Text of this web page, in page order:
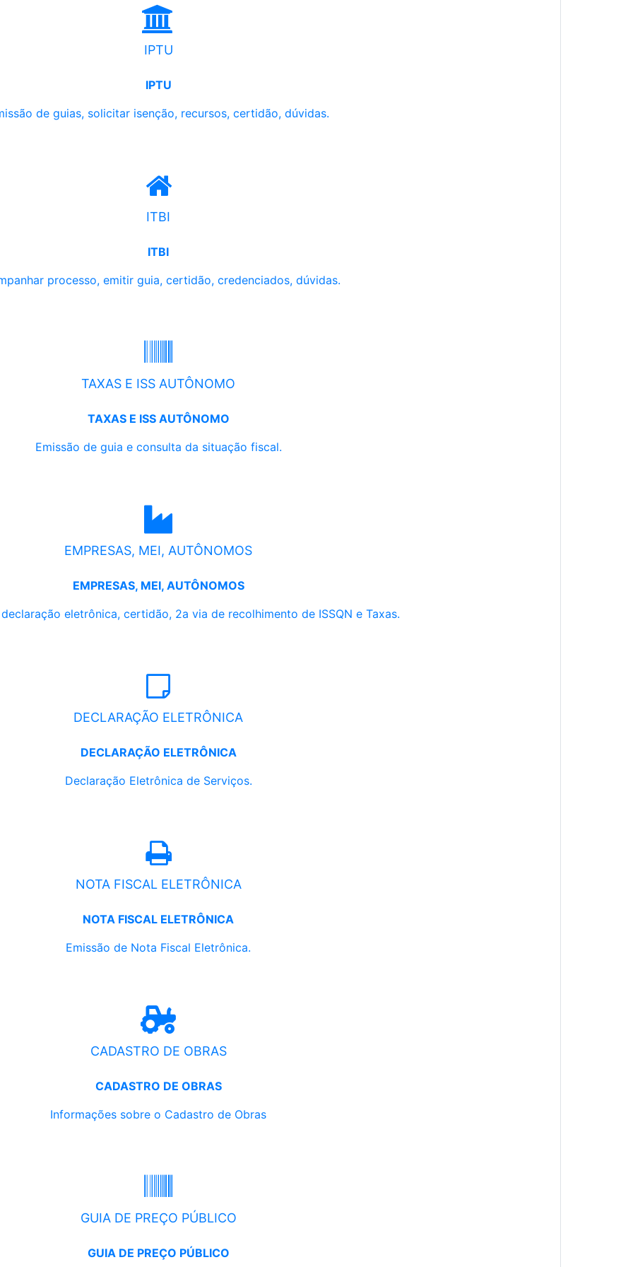
IPTU
IPTU
de guias, solicitar isenção, recursos, certidão, dúvidas.
ITBI
ITBI
processo, emitir guia, certidão, credenciados, dúvidas.
TAXAS E ISS AUTÔNOMO
TAXAS E ISS AUTÔNOMO
Emissão de guia e consulta da situação fiscal.
EMPRESAS, MEI, AUTÔNOMOS
EMPRESAS, MEI, AUTÔNOMOS
eletrônica, certidão, 2a via de recolhimento de ISSQN e Taxas.
DECLARAÇÃO ELETRÔNICA
DECLARAÇÃO ELETRÔNICA
Declaração Eletrônica de Serviços.
NOTA FISCAL ELETRÔNICA
NOTA FISCAL ELETRÔNICA
Emissão de Nota Fiscal Eletrônica.
CADASTRO DE OBRAS
CADASTRO DE OBRAS
Informações sobre o Cadastro de Obras
GUIA DE PREÇO PÚBLICO
GUIA DE PREÇO PÚBLICO